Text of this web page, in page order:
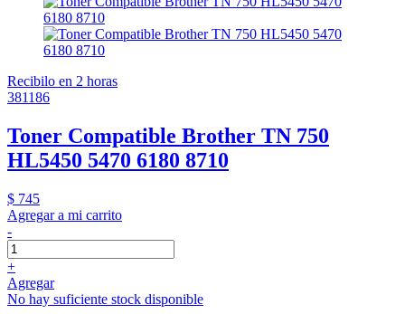
Recibilo en 2 horas
381186
Toner Compatible Brother TN 750
HL5450 5470 6180 8710
$ 745
Agregar a mi carrito
-
+
Agregar
No hay suficiente stock disponible